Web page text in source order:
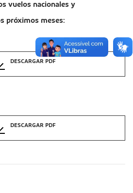
vuelos nacionales y
próximos meses:
DESCARGAR PDF
DESCARGAR PDF